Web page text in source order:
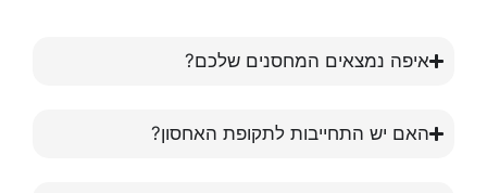
איפה נמצאים המחסנים שלכם?
האם יש התחייבות לתקופת האחסון?